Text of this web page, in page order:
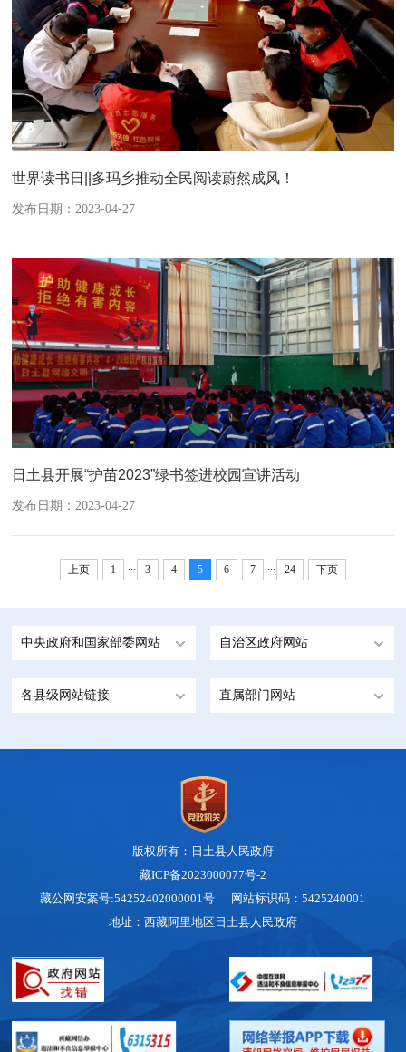
世界读书日||多玛乡推动全民阅读蔚然成风！
发布日期：2023-04-27
日土县开展“护苗2023”绿书签进校园宣讲活动
发布日期：2023-04-27
上页 1 ... 3 4 5 6 7 ... 24 下页
中央政府和国家部委网站 自治区政府网站
各县级网站链接 直属部门网站
版权所有：日土县人民政府
藏ICP备2023000077号-2
藏公网安案号:54252402000001号 网站标识码：5425240001
地址：西藏阿里地区日土县人民政府